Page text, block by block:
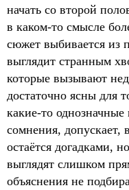
начать со второй
в каком-то смысле
сюжет выбивается из
выглядит странным
которые вызывают
достаточно ясны для
какие-то
сомнения, допускает,
остаётся догадками,
выглядят слишком
объяснения не